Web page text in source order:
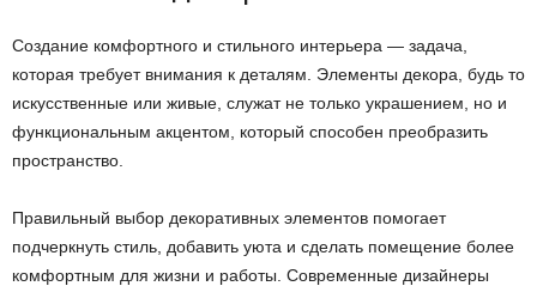
Создание комфортного и стильного интерьера — задача,
которая требует внимания к деталям. Элементы декора, будь то
искусственные или живые, служат не только украшением, но и
функциональным акцентом, который способен преобразить
пространство.
Правильный выбор декоративных элементов помогает
подчеркнуть стиль, добавить уюта и сделать помещение более
комфортным для жизни и работы. Современные дизайнеры